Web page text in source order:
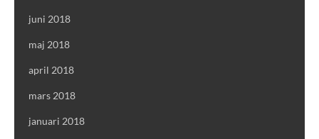
juni 2018
maj 2018
april 2018
mars 2018
januari 2018